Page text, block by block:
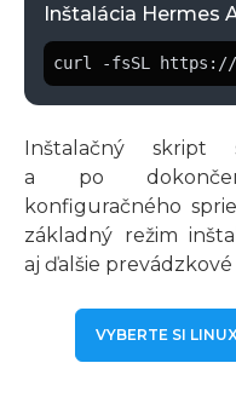
Inštalácia Hermes
curl -fsSL https://
Inštalačný skript
a po
konfiguračného
základný režim
aj ďalšie prevádzkové
VYBERTE SI